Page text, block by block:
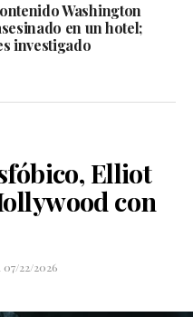
Washington
en un hotel;
investigado
Elliot
con
07/22/2026